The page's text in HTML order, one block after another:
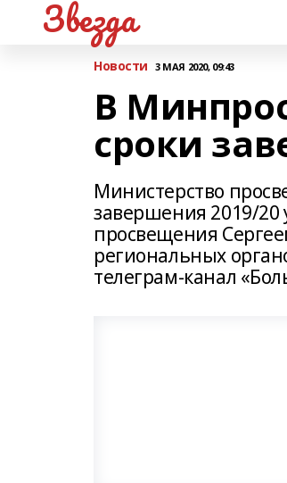
Звезда
Новости 3 МАЯ 2020, 09:43
В
сроки
Министерство
завершения 2019/20
просвещения
региональных
телеграм-канал